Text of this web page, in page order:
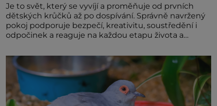
Je to svět, který se vyvíjí a proměňuje od prvních
dětských krůčků až po dospívání. Správně navržený
pokoj podporuje bezpečí, kreativitu, soustředění i
odpočinek a reaguje na každou etapu života a
jednoduchost, měkkost a bezpečí, proto by pokoj
miminka měl působit především klidně a útulně.
Předškolní věk je